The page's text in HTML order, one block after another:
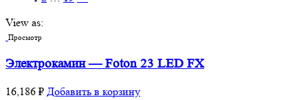
View as:
Просмотр
Электрокамин — Foton 23 LED FX
16,186 ₽ Добавить в корзину